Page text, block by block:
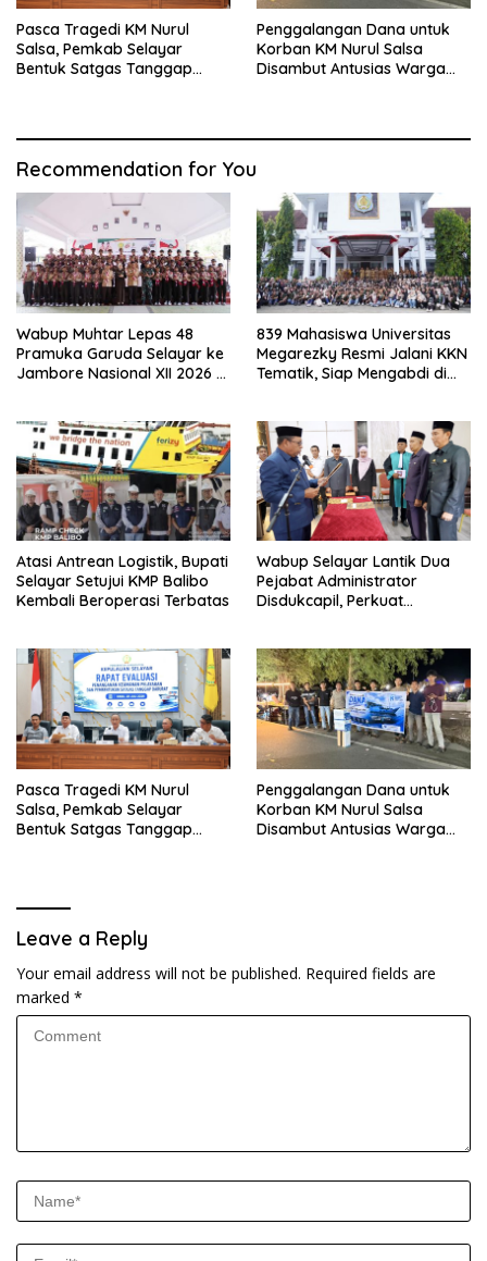
Pasca Tragedi KM Nurul
Salsa, Pemkab Selayar
Bentuk Satgas Tanggap
Penggalangan Dana untuk
Korban KM Nurul Salsa
Disambut Antusias Warga
Recommendation for You
Wabup Muhtar Lepas 48
Pramuka Garuda Selayar ke
Jambore Nasional XII 2026 di
839 Mahasiswa Universitas
Megarezky Resmi Jalani KKN
Tematik, Siap Mengabdi di
Atasi Antrean Logistik, Bupati
Selayar Setujui KMP Balibo
Kembali Beroperasi Terbatas
Wabup Selayar Lantik Dua
Pejabat Administrator
Disdukcapil, Perkuat
Pasca Tragedi KM Nurul
Salsa, Pemkab Selayar
Bentuk Satgas Tanggap
Penggalangan Dana untuk
Korban KM Nurul Salsa
Disambut Antusias Warga
Leave a Reply
Your email address will not be published. Required fields are
marked *